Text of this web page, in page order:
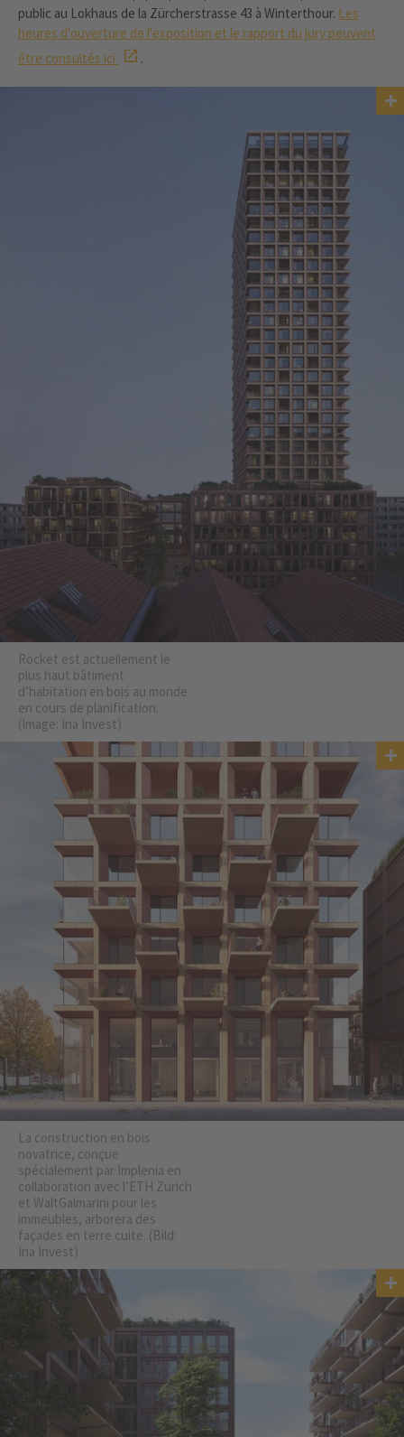
public au Lokhaus de la Zürcherstrasse 43 à Winterthour. Les
heures d'ouverture de l'exposition et le rapport du jury peuvent
être consultés ici.
.
Rocket est actuellement le
plus haut bâtiment
d’habitation en bois au monde
en cours de planification.
(Image: Ina Invest)
La construction en bois
novatrice, conçue
spécialement par Implenia en
collaboration avec l’ETH Zurich
et WaltGalmarini pour les
immeubles, arborera des
façades en terre cuite. (Bild:
Ina Invest)